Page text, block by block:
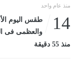
منذ عام واحد
14
طقس اليوم
منذ 55 دقيقة